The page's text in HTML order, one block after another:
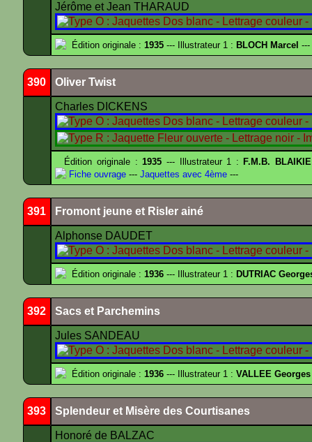
Jérôme et Jean THARAUD
Édition originale : 1935 --- Illustrateur 1 : BLOCH Marcel ---
390 Oliver Twist
Charles DICKENS
Édition originale :1935 --- Illustrateur 1 : F.M.B.
Fiche ouvrage --- Jaquettes avec 4ème ---
391 Fromont jeune et Risler ainé
Alphonse DAUDET
Édition originale : 1936 --- Illustrateur 1 : DUTRIAC
392 Sacs et Parchemins
Jules SANDEAU
Édition originale : 1936 --- Illustrateur 1 : VALLEE Georges
393 Splendeur et Misère des Courtisanes
Honoré de BALZAC